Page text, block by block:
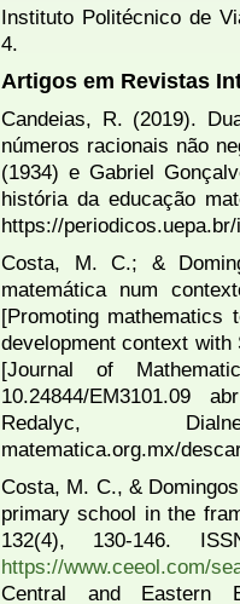
Instituto Politécnico de
4.
Artigos em Revistas
Candeias, R. (2019).
números racionais não
(1934) e Gabriel
história da educação
https://
Costa, M. C.; &
matemática num
[Promoting mathematics
development context
[Journal of
10.24844/EM3101.09
Redalyc, Dialnet
matematica.org.mx/
Costa, M. C., &
primary school in the
132(4), 130-146.
https://www.ceeol.com/
Central and Eastern